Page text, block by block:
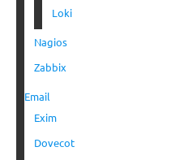
Loki
Nagios
Zabbix
Email
Exim
Dovecot